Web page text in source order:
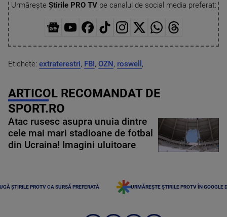
Urmărește Știrile PRO TVpe canalul de social media preferat:
Etichete: extraterestri, FBI, OZN, roswell ,
ARTICOL RECOMANDAT DE
SPORT.RO
Atac rusesc asupra unuia dintre
cele mai mari stadioane de fotbal
din Ucraina! Imagini uluitoare
ȘTIRILE PROTV CA SURSĂ PREFERATĂ URMĂREȘTE ȘTIRILE PROTV ÎN GOOGLE